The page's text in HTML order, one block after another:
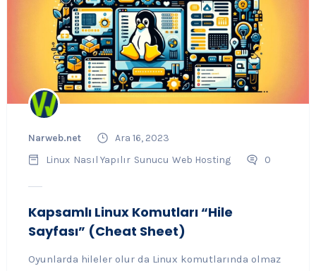
Narweb.net
Ara 16, 2023
Linux Nasıl Yapılır Sunucu Web Hosting 0
Kapsamlı Linux Komutları “Hile
Sayfası” (Cheat Sheet)
Oyunlarda hileler olur da Linux komutlarında olmaz